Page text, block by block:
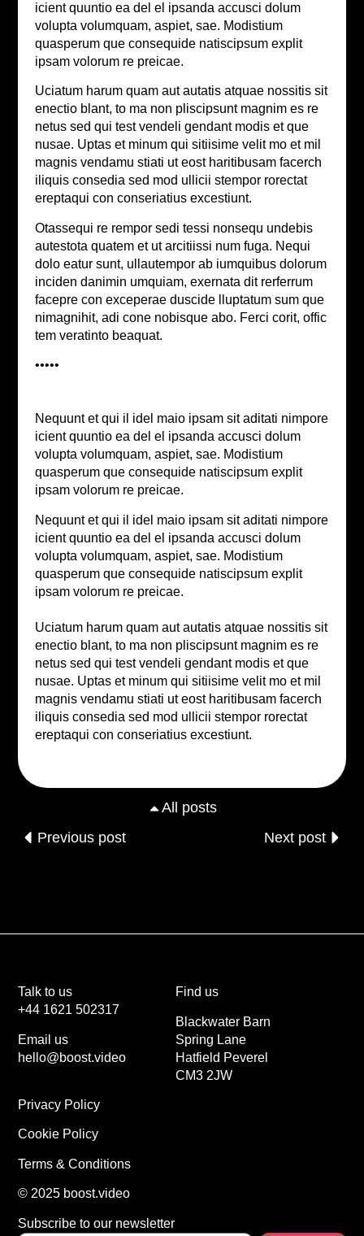
icient quuntio ea del el ipsanda accusci dolum
volupta volumquam, aspiet, sae. Modistium
quasperum que consequide natiscipsum explit
ipsam volorum re preicae.
Uciatum harum quam aut autatis atquae nossitis sit
enectio blant, to ma non pliscipsunt magnim es re
netus sed qui test vendeli gendant modis et que
nusae. Uptas et minum qui sitiisime velit mo et mil
magnis vendamu stiati ut eost haritibusam facerch
iliquis consedia sed mod ullicii stempor rorectat
ereptaqui con conseriatius excestiunt.
Otassequi re rempor sedi tessi nonsequ undebis
autestota quatem et ut arcitiissi num fuga. Nequi
dolo eatur sunt, ullautempor ab iumquibus dolorum
inciden danimin umquiam, exernata dit rerferrum
facepre con exceperae duscide lluptatum sum que
nimagnihit, adi cone nobisque abo. Ferci corit, offic
tem veratinto beaquat.
•••••
Nequunt et qui il idel maio ipsam sit aditati nimpore
icient quuntio ea del el ipsanda accusci dolum
volupta volumquam, aspiet, sae. Modistium
quasperum que consequide natiscipsum explit
ipsam volorum re preicae.
Nequunt et qui il idel maio ipsam sit aditati nimpore
icient quuntio ea del el ipsanda accusci dolum
volupta volumquam, aspiet, sae. Modistium
quasperum que consequide natiscipsum explit
ipsam volorum re preicae.
Uciatum harum quam aut autatis atquae nossitis sit
enectio blant, to ma non pliscipsunt magnim es re
netus sed qui test vendeli gendant modis et que
nusae. Uptas et minum qui sitiisime velit mo et mil
magnis vendamu stiati ut eost haritibusam facerch
iliquis consedia sed mod ullicii stempor rorectat
ereptaqui con conseriatius excestiunt.
All posts
Previous post
Next post
Talk to us
+44 1621 502317
Email us
hello@boost.video
Find us
Blackwater Barn
Spring Lane
Hatfield Peverel
CM3 2JW
Privacy Policy
Cookie Policy
Terms & Conditions
© 2025 boost.video
Subscribe to our newsletter